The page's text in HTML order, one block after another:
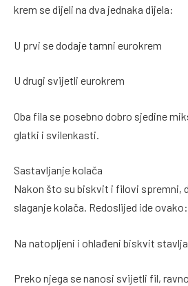
krem se dijeli na dva jednaka dijela:
U prvi se dodaje tamni eurokrem
U drugi svijetli eurokrem
Oba fila se posebno dobro sjedine
glatki i svilenkasti.
Sastavljanje kolača
Nakon što su biskvit i filovi spremni,
slaganje kolača. Redoslijed ide ovako:
Na natopljeni i ohlađeni biskvit
Preko njega se nanosi svijetli fil,